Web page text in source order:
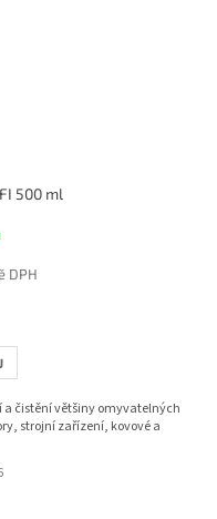
500 ml
DPH
a čistění většiny omyvatelných
strojní zařízení, kovové a